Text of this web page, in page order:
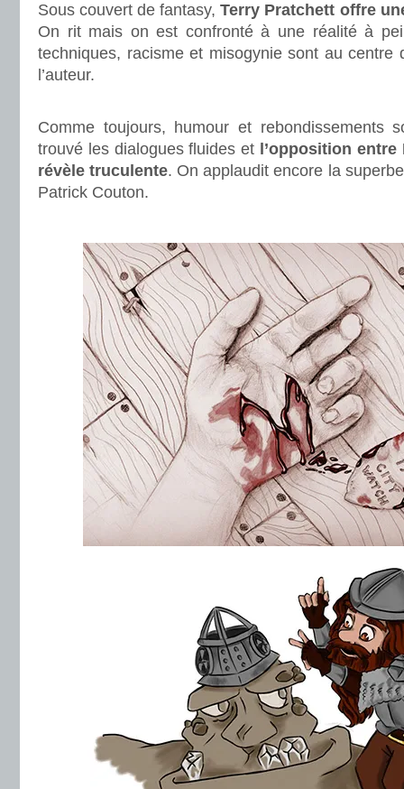
Sous couvert de fantasy,Terry Pratchett offre
On rit mais on est confronté à une réalité à
techniques, racisme et misogynie sont au centre
l’auteur.
Comme toujours, humour et rebondissements
trouvé les dialogues fluides et l’opposition
révèle truculente. On applaudit encore la
Patrick Couton.